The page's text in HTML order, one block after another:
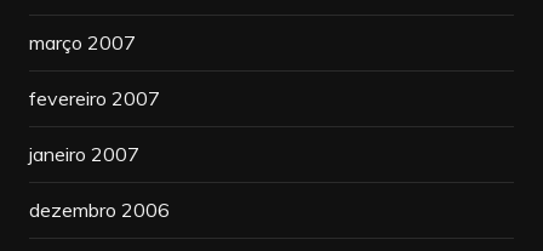
março 2007
fevereiro 2007
janeiro 2007
dezembro 2006